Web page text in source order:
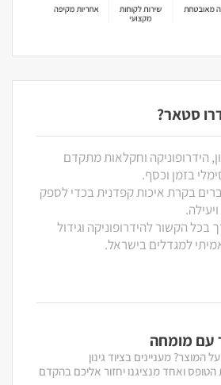
סטאר?
הידרופוניקה וחקלאות מתקדם
בזמן וכסף.
בקרת איכות קפדנית בכדי לספק
בכל הקשור להידרופוניקה וגידול
למגדלים בישראל.
עם מומחה
מעניינים בציוד גינון
הטופס ואחד מנציגנו יחזור אליכם בהקדם